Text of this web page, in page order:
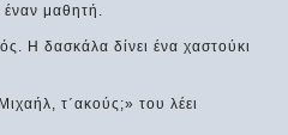
μαθητή.
Η δασκάλα δίνει ένα χαστούκι
τ΄ακούς;» του λέει